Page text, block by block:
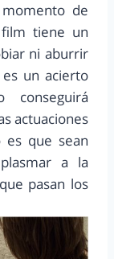
de
tiene un
ni aburrir
un acierto
actuaciones
es que sean
a la
pasan los